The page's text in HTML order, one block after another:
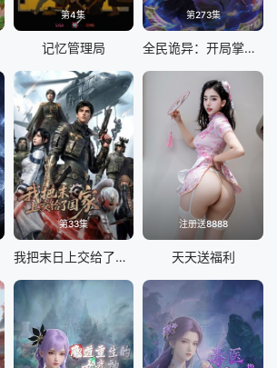
第4集
记忆管理局
第273集
全民诡异：开局掌握零元购
第33集
我把末日上交给了国家
注册送8888
天天送福利